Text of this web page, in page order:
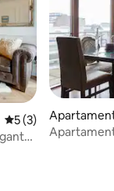
5 de uma avaliação
5 (3)